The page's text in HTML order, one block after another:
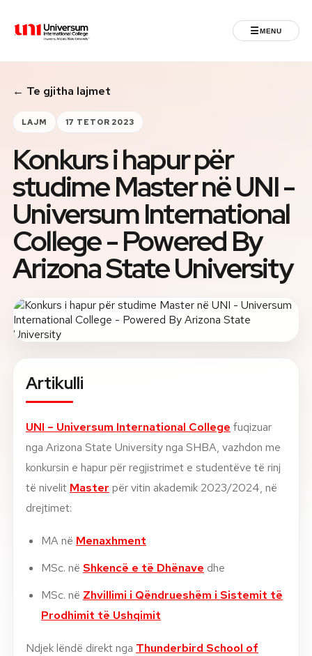
Universum University ☰MENU
MENU
Ballina
Regjistrimet
Programet
Jeta Studentore
Ndërkombëtare
Fuqizuar nga ASU
Rreth nesh
Lajme
GJUHA
EN
AL Apliko Kërko info
HYR
UMS Staff
LMS Canvas
← Te gjitha lajmet
LAJM 17 TETOR 2023
Konkurs i hapur për
studime Master në UNI -
Universum International
College - Powered By
Arizona State University
Artikulli
UNI – Universum International College fuqizuar
nga Arizona State University nga SHBA, vazhdon me
konkursin e hapur për regjistrimet e studentëve të rinj
të nivelit Master për vitin akademik 2023/2024, në
drejtimet:
MA në Menaxhment
MSc. në Shkencë e të Dhënave dhe
MSc. në Zhvillimi i Qëndrueshëm i Sistemit të
Prodhimit të Ushqimit
Ndjek lëndë direkt nga Thunderbird School of